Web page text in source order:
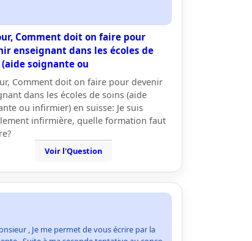
Comment doit on faire pour
enseignant dans les écoles de
soignante ou
Comment doit on faire pour devenir
dans les écoles de soins (aide
ou infirmier) en suisse: Je suis
infirmière, quelle formation faut
Voir l'Question
, Je me permet de vous écrire par la